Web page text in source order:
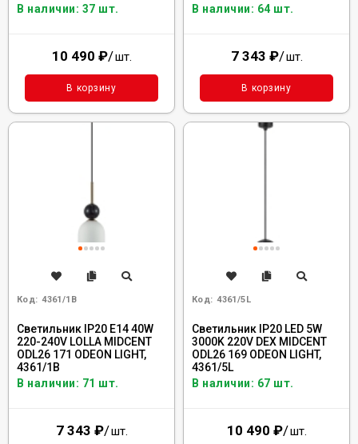
В наличии: 37 шт.
10 490 ₽/шт.
В корзину
В наличии: 64 шт.
7 343 ₽/шт.
В корзину
Код: 4361/1B
Светильник IP20 E14 40W
220-240V LOLLA MIDCENT
ODL26 171 ODEON LIGHT,
4361/1B
В наличии: 71 шт.
7 343 ₽/шт.
Код: 4361/5L
Светильник IP20 LED 5W
3000K 220V DEX MIDCENT
ODL26 169 ODEON LIGHT,
4361/5L
В наличии: 67 шт.
10 490 ₽/шт.